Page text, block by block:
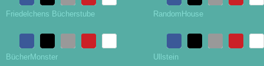
Friedelchens Bücherstube
BücherMonster
RandomHouse
Ullstein